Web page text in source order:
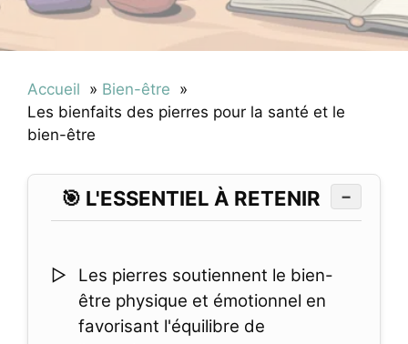
Accueil
Bien-être
Les bienfaits des pierres pour la santé et le
bien-être
🎯 L'ESSENTIEL À RETENIR −
Les pierres soutiennent le bien-
être physique et émotionnel en
favorisant l'équilibre de